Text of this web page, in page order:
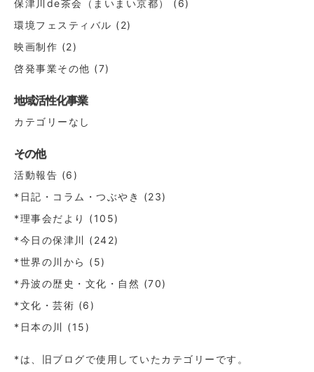
保津川de茶会（まいまい京都）
(6)
環境フェスティバル (2)
映画制作 (2)
啓発事業その他 (7)
地域活性化事業
カテゴリーなし
その他
活動報告 (6)
*日記・コラム・つぶやき
(23)
*理事会だより
(105)
*今日の保津川 (242)
*世界の川から (5)
*丹波の歴史・文化・自然 (70)
*文化・芸術 (6)
*日本の川 (15)
*は、旧ブログで使用していたカテゴリーです。